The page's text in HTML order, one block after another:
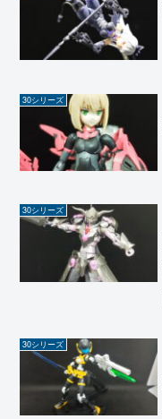
30シリーズ
30シリーズ
30シリーズ